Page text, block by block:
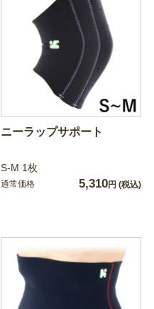
ニーラップサポート
S-M 1枚
通常価格 5,310円 (税込)